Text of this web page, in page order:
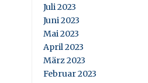
Juli 2023
Juni 2023
Mai 2023
April 2023
März 2023
Februar 2023